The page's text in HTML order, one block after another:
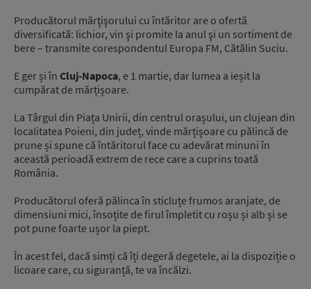
Producătorul mărţişorului cu întăritor are o ofertă
diversificată: lichior, vin şi promite la anul şi un sortiment de
bere – transmite corespondentul Europa FM, Cătălin Suciu.
E ger și în Cluj-Napoca, e 1 martie, dar lumea a ieșit la
cumpărat de mărțișoare.
La Târgul din Piața Unirii, din centrul orașului, un clujean din
localitatea Poieni, din județ, vinde mărțișoare cu pălincă de
prune și spune că întăritorul face cu adevărat minuni în
această perioadă extrem de rece care a cuprins toată
România.
Producătorul oferă pălinca în sticluțe frumos aranjate, de
dimensiuni mici, însoțite de firul împletit cu roșu și alb și se
pot pune foarte ușor la piept.
În acest fel, dacă simți că îți degeră degetele, ai la dispoziție o
licoare care, cu siguranță, te va încălzi.